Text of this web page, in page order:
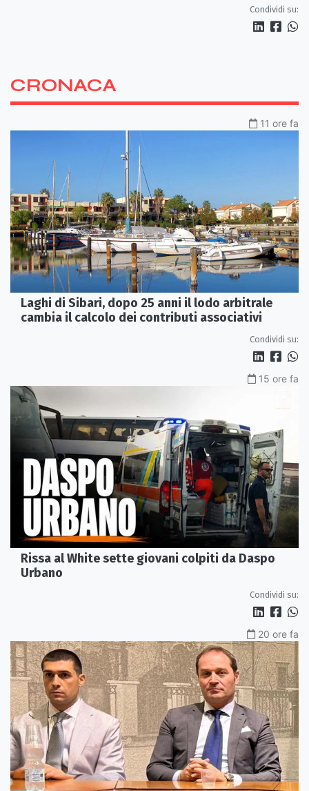
Condividi su:
CRONACA
11 ore fa
Laghi di Sibari, dopo 25 anni il lodo arbitrale
cambia il calcolo dei contributi associativi
Condividi su:
15 ore fa
Rissa al White sette giovani colpiti da Daspo
Urbano
Condividi su:
20 ore fa